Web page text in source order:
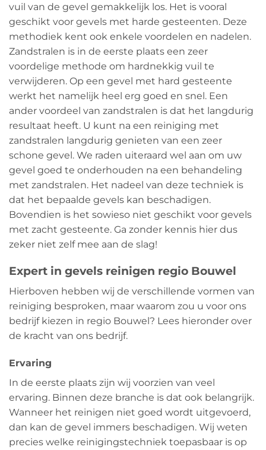
vuil van de gevel gemakkelijk los. Het is vooral
geschikt voor gevels met harde gesteenten. Deze
methodiek kent ook enkele voordelen en nadelen.
Zandstralen is in de eerste plaats een zeer
voordelige methode om hardnekkig vuil te
verwijderen. Op een gevel met hard gesteente
werkt het namelijk heel erg goed en snel. Een
ander voordeel van zandstralen is dat het langdurig
resultaat heeft. U kunt na een reiniging met
zandstralen langdurig genieten van een zeer
schone gevel. We raden uiteraard wel aan om uw
gevel goed te onderhouden na een behandeling
met zandstralen. Het nadeel van deze techniek is
dat het bepaalde gevels kan beschadigen.
Bovendien is het sowieso niet geschikt voor gevels
met zacht gesteente. Ga zonder kennis hier dus
zeker niet zelf mee aan de slag!
Expert in gevels reinigen regio Bouwel
Hierboven hebben wij de verschillende vormen van
reiniging besproken, maar waarom zou u voor ons
bedrijf kiezen in regio Bouwel? Lees hieronder over
de kracht van ons bedrijf.
Ervaring
In de eerste plaats zijn wij voorzien van veel
ervaring. Binnen deze branche is dat ook belangrijk.
Wanneer het reinigen niet goed wordt uitgevoerd,
dan kan de gevel immers beschadigen. Wij weten
precies welke reinigingstechniek toepasbaar is op